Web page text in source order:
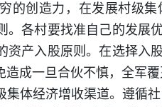
的创造力，在发展村级
。各村要找准自己的发展
资产入股原则。在选择入
成一旦合伙不慎，全军覆
集体经济增收渠道。遵循